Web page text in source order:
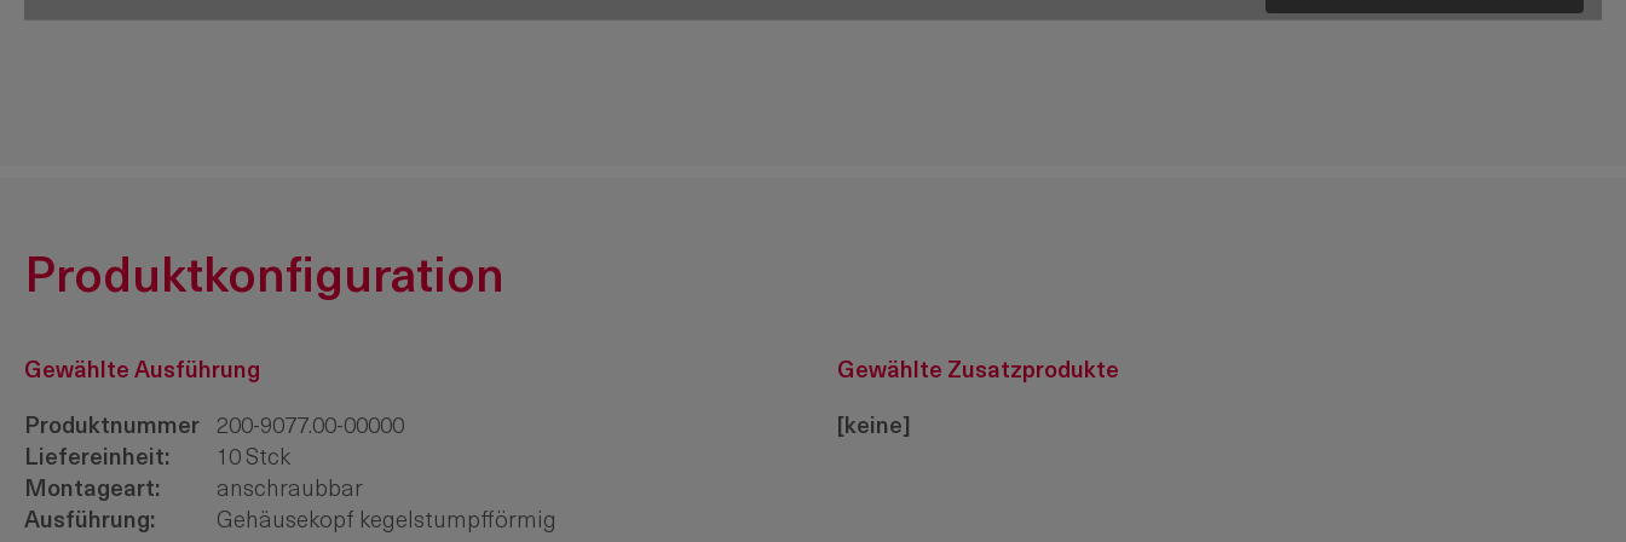
Produktkonfiguration
Gewählte Ausführung
Produktnummer
200-9077.00-00000
Liefereinheit:
10 Stck
Montageart:
anschraubbar
Ausführung:
Gehäusekopf kegelstumpfförmig
Gewählte Zusatzprodukte
[keine]